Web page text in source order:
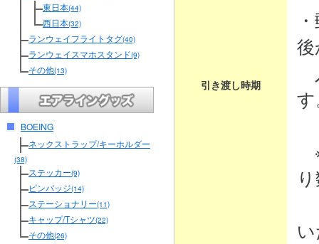
東日本(44)
西日本(32)
ランウェイフライトタグ(40)
ランウェイスマホスタンド(9)
その他(13)
BOEING
ネックストラップ/キーホルダー
(38)
ステッカー(9)
ピンバッジ(14)
ステーショナリー(11)
キャップ/Tシャツ(22)
その他(26)
引き渡し時期